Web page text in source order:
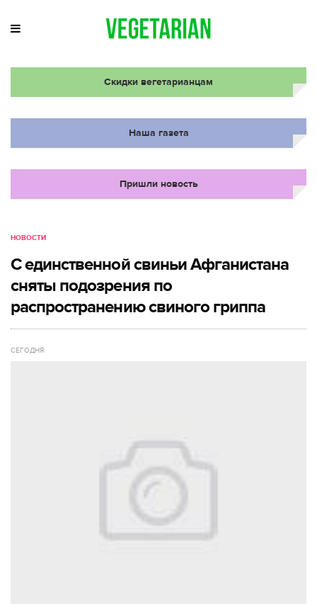
Скидки вегетарианцам
Наша газета
Пришли новость
НОВОСТИ
С единственной свиньи Афганистана
сняты подозрения по
распространению свиного гриппа
СЕГОДНЯ